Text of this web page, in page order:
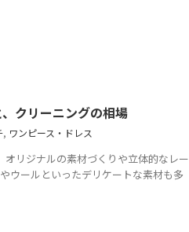
クリーニングの相場
, ワンピース・ドレス
リジナルの素材づくりや立体的なレー
ウールといったデリケートな素材も多